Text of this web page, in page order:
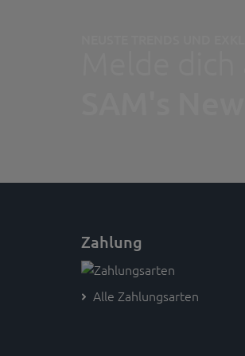
Zahlung
Alle Zahlungsarten